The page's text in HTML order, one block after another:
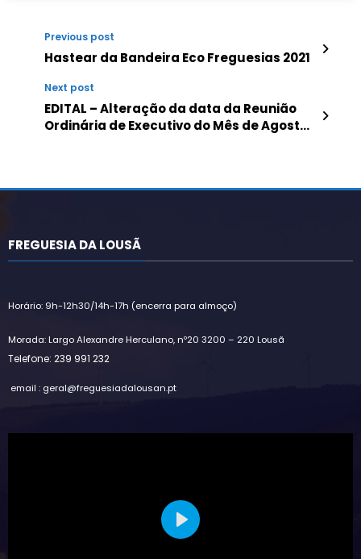
Previous post
Hastear da Bandeira Eco Freguesias 2021
Next post
EDITAL – Alteração da data da Reunião
Ordinária de Executivo do Mês de Agosto
FREGUESIA DA LOUSÃ
Horário: 9h-12h30/14h-17h (encerra para almoço)
Morada: Largo Alexandre Herculano, nº20 3200 – 220 Lousã
Telefone: 239 991 232
email : geral@freguesiadalousan.pt
Play